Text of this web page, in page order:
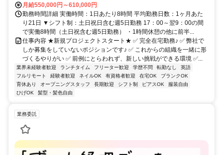
月給550,000円～610,000円
勤務時間詳細 実働時間：1日あたり8時間 平均勤務日数：1ヶ月あた
り21日 ▼シフト制：土日祝日含む週5日勤務 17：00～翌9：00の間
で実働8時間（土日祝含む週5日勤務） ・1時間休憩の他に前半...
仕事内容 ★新規プロジェクトスタート★ ✅ 完全在宅勤務♪ ✅ 弊社で
しか募集をしていないポジションです♪ ✅ これからの組織を一緒に形
づくるやりがい ✅ 前例にとらわれず、新しい挑戦ができる環境 ✅...
業界未経験者歓迎 ランチタイム フリーター歓迎 学歴不問 転勤なし
英語
フルリモート
経験者歓迎 ネイルOK 有資格者歓迎 在宅OK
ブランクOK
育休あり
オープニングスタッフ 長期歓迎 シフト制 ピアスOK
服装自由
ひげOK
髪型・髪色自由
業務委託